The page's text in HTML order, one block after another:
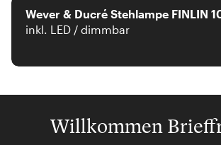
Wever & Ducré Stehlampe FINLIN
inkl. LED / dimmbar
Willkommen